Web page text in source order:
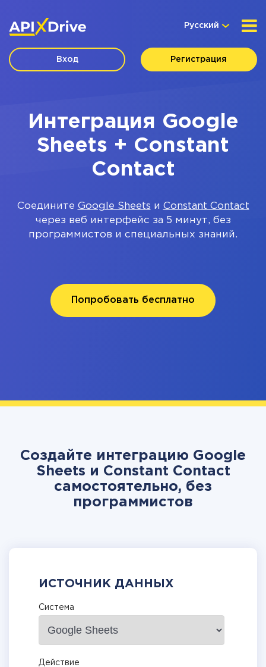
Русский
Вход Регистрация
Интеграция Google
Sheets + Constant
Contact
Соедините Google Sheets и Constant Contact
через веб интерфейс за 5 минут, без
программистов и специальных знаний.
Попробовать бесплатно
Создайте интеграцию Google
Sheets и Constant Contact
самостоятельно, без
программистов
ИСТОЧНИК ДАННЫХ
Система
Действие